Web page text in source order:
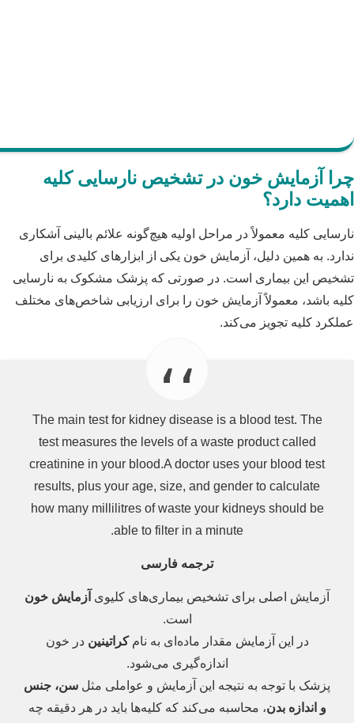
چرا آزمایش خون در تشخیص نارسایی کلیه
اهمیت دارد؟
نارسایی کلیه معمولاً در مراحل اولیه هیچ‌گونه علائم بالینی آشکاری
ندارد. به همین دلیل، آزمایش خون یکی از ابزارهای کلیدی برای
تشخیص این بیماری است. در صورتی که پزشک مشکوک به نارسایی
کلیه باشد، معمولاً آزمایش خون را برای ارزیابی شاخص‌های مختلف
عملکرد کلیه تجویز می‌کند.
The main test for kidney disease is a blood test. The
test measures the levels of a waste product called
creatinine in your blood.A doctor uses your blood test
results, plus your age, size, and gender to calculate
how many millilitres of waste your kidneys should be
able to filter in a minute.
ترجمه فارسی
آزمایش اصلی برای تشخیص بیماری‌های کلیوی آزمایش خون
است.
در این آزمایش مقدار ماده‌ای به نامکراتینین در خون
اندازه‌گیری می‌شود.
پزشک با توجه به نتیجه این آزمایش و عواملی مثل سن، جنس
و اندازه بدن، محاسبه می‌کند که کلیه‌ها باید در هر دقیقه چه